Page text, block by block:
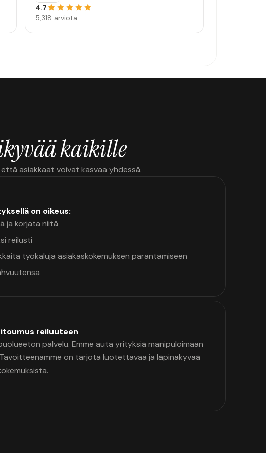
4.7
5,318 arviota
kaikille
asiakkaat voivat kasvaa yhdessä.
on oikeus:
ja korjata niitä
reilusti
työkaluja asiakaskokemuksen parantamiseen
reiluuteen
palvelu. Emme auta yrityksiä manipuloimaan
on tarjota luotettavaa ja läpinäkyvää